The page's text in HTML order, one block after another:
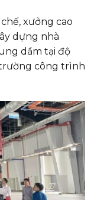
xưởng cao
dựng nhà
dầm tại độ
công trình